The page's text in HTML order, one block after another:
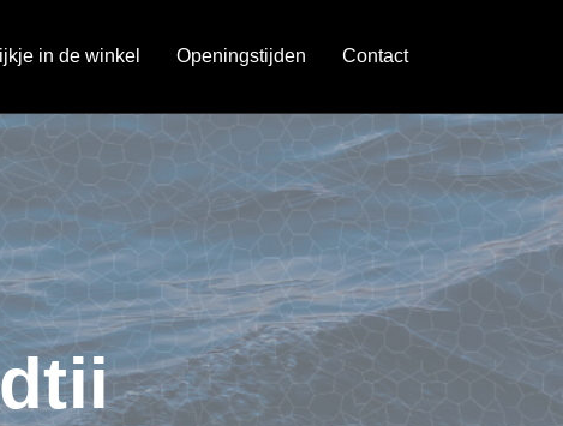
in de winkel Openingstijden Contact